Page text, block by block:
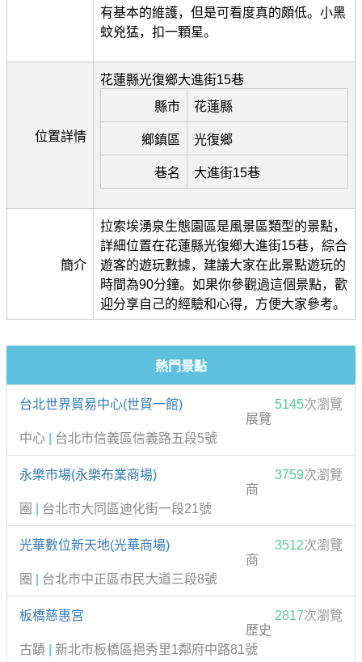
有基本的維護，但是可看度真的頗低。小黑
蚊兇猛，扣一顆星。
位置詳情
花蓮縣光復鄉大進街15巷
縣市
花蓮縣
鄉鎮區 光復鄉
巷名 大進街15巷
簡介
拉索埃湧泉生態園區是風景區類型的景點，
詳細位置在花蓮縣光復鄉大進街15巷，綜合
遊客的遊玩數據，建議大家在此景點遊玩的
時間為90分鐘。如果你參觀過這個景點，歡
迎分享自己的經驗和心得，方便大家參考。
熱門景點
台北世界貿易中心(世貿一館) 5145次瀏覽
展覽
中心
台北市信義區信義路五段5號
永樂市場(永樂布業商場) 3759次瀏覽
商
圈
台北市大同區迪化街一段21號
光華數位新天地(光華商場) 3512次瀏覽
商
圈
台北市中正區市民大道三段8號
板橋慈惠宮 2817次瀏覽
歷史
古蹟
新北市板橋區挹秀里1鄰府中路81號